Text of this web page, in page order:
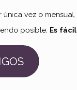
vez o
posible. Es